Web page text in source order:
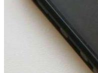
Сладкий праздник
парке прошёл
Волгоградские
заключены